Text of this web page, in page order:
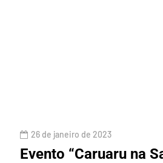
26 de janeiro de 2023
Evento “Caruaru na